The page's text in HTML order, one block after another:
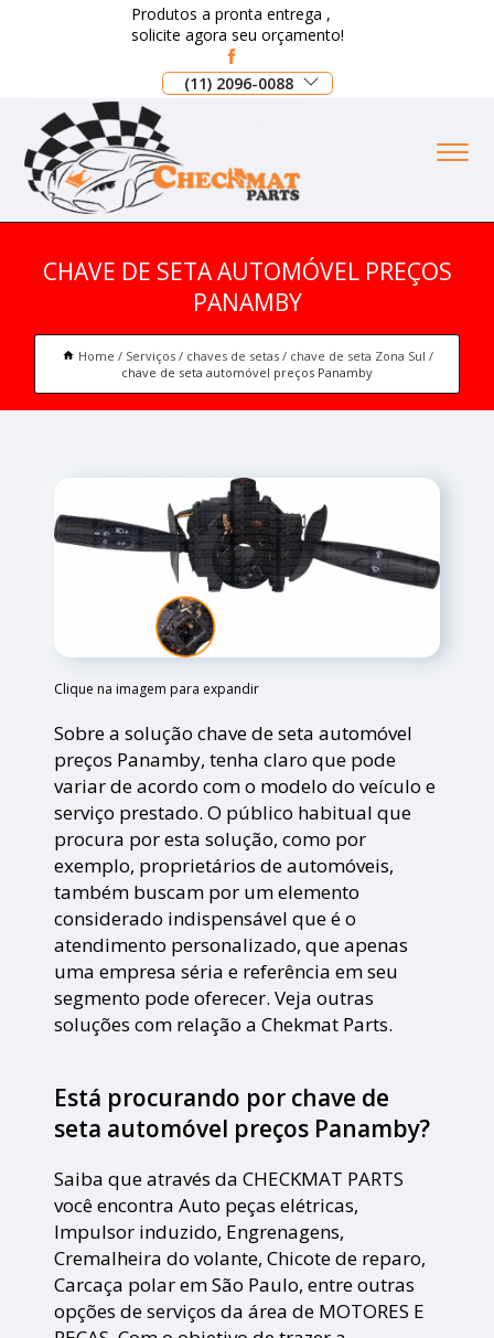
Produtos a pronta entrega ,
solicite agora seu orçamento!
(11) 2096-0088
CHAVE DE SETA AUTOMÓVEL PREÇOS
PANAMBY
Home Serviços chaves de setas
chave de seta Zona Sul
chave de seta automóvel preços Panamby
Clique na imagem para expandir
Sobre a solução chave de seta automóvel
preços Panamby, tenha claro que pode
variar de acordo com o modelo do veículo e
serviço prestado. O público habitual que
procura por esta solução, como por
exemplo, proprietários de automóveis,
também buscam por um elemento
considerado indispensável que é o
atendimento personalizado, que apenas
uma empresa séria e referência em seu
segmento pode oferecer. Veja outras
soluções com relação a Chekmat Parts.
Está procurando por chave de
seta automóvel preços Panamby?
Saiba que através da CHECKMAT PARTS
você encontra Auto peças elétricas,
Impulsor induzido, Engrenagens,
Cremalheira do volante, Chicote de reparo,
Carcaça polar em São Paulo, entre outras
opções de serviços da área de MOTORES E